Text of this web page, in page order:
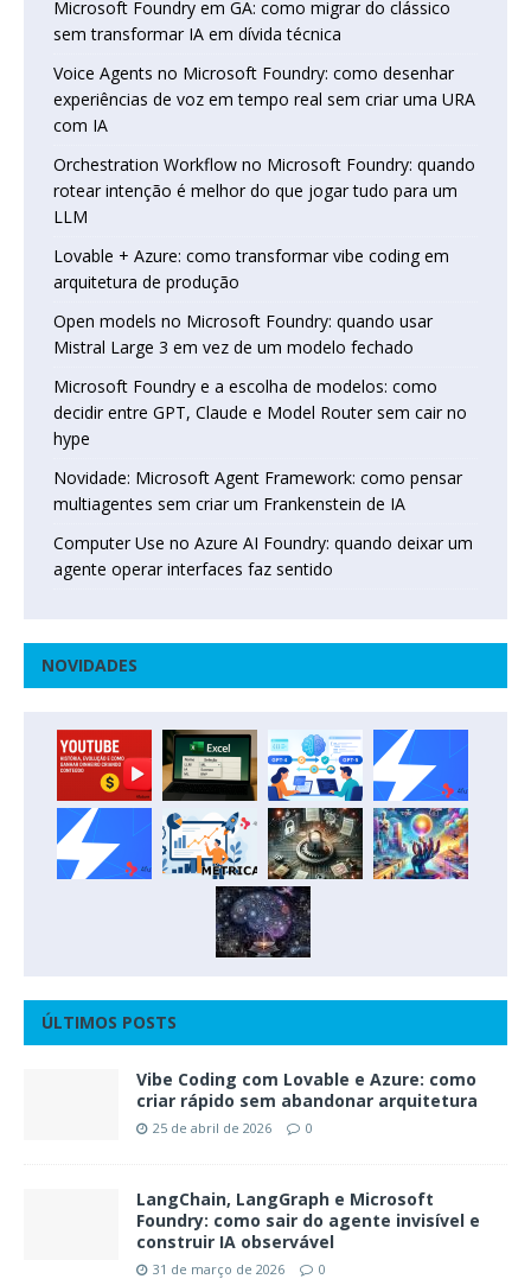
Microsoft Foundry em GA: como migrar do clássico
sem transformar IA em dívida técnica
Voice Agents no Microsoft Foundry: como desenhar
experiências de voz em tempo real sem criar uma URA
com IA
Orchestration Workflow no Microsoft Foundry: quando
rotear intenção é melhor do que jogar tudo para um
LLM
Lovable + Azure: como transformar vibe coding em
arquitetura de produção
Open models no Microsoft Foundry: quando usar
Mistral Large 3 em vez de um modelo fechado
Microsoft Foundry e a escolha de modelos: como
decidir entre GPT, Claude e Model Router sem cair no
hype
Novidade: Microsoft Agent Framework: como pensar
multiagentes sem criar um Frankenstein de IA
Computer Use no Azure AI Foundry: quando deixar um
agente operar interfaces faz sentido
NOVIDADES
ÚLTIMOS POSTS
Vibe Coding com Lovable e Azure: como
criar rápido sem abandonar arquitetura
25 de abril de 2026 0
LangChain, LangGraph e Microsoft
Foundry: como sair do agente invisível e
construir IA observável
31 de março de 2026 0